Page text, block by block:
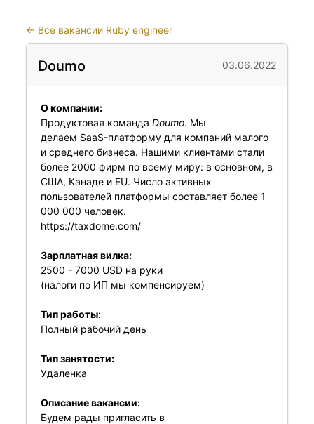
← Все вакансии Ruby engineer
Doumo 03.06.2022
О компании:
Продуктовая команда Doumo. Мы
делаем SaaS-платформу для компаний малого
и среднего бизнеса. Нашими клиентами стали
более 2000 фирм по всему миру: в основном, в
США, Канаде и EU. Число активных
пользователей платформы составляет более 1
000 000 человек.
https://taxdome.com/
Зарплатная вилка:
2500 - 7000 USD на руки
(налоги по ИП мы компенсируем)
Тип работы:
Полный рабочий день
Тип занятости:
Удаленка
Описание вакансии:
Будем рады пригласить в